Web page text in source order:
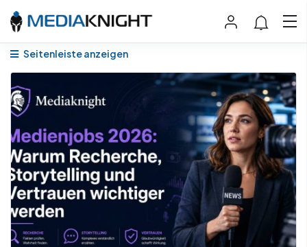
Seitenleiste anzeigen